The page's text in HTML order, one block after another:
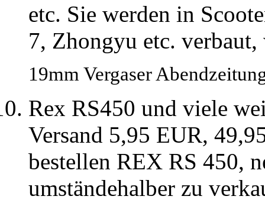
etc. Sie werden in
7, Zhongyu etc.
19mm Vergaser
Rex RS450 und viele
Versand 5,95 EUR,
bestellen REX RS 450,
umständehalber zu